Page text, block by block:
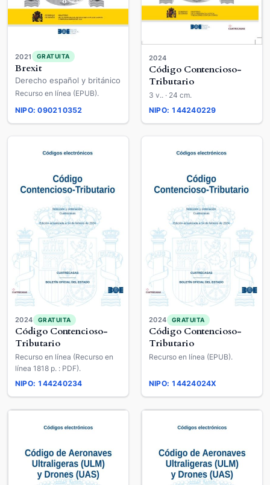
2021 GRATUITA
Brexit
Derecho español y británico
Recurso en línea (EPUB).
NIPO: 090210352
2024
Código Contencioso-
Tributario
3 v.. · 24 cm.
NIPO: 144240229
2024 GRATUITA
Código Contencioso-
Tributario
Recurso en línea (Recurso en
línea 1818 p. : PDF).
NIPO: 144240234
2024 GRATUITA
Código Contencioso-
Tributario
Recurso en línea (EPUB).
NIPO: 14424024X